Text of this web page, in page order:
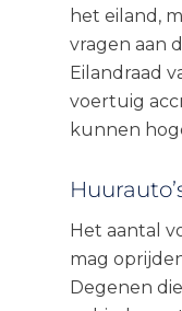
het eiland,
vragen aan
Eilandraad
voertuig
kunnen
Het aantal
mag
Degenen